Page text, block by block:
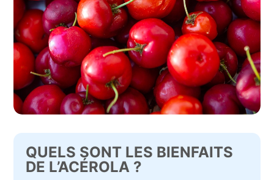
QUELS SONT LES BIENFAITS
DE L’ACÉROLA ?